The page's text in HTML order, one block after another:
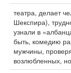
театра, делает
Шекспира),
узнали в
быть, комедию
мужчины,
возлюбленных,